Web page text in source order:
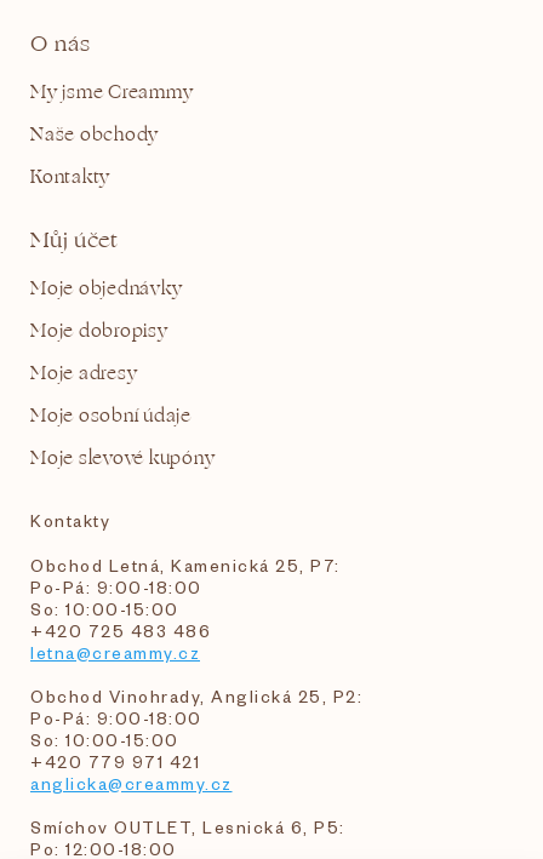
O nás
My jsme Creammy
Naše obchody
Kontakty
Můj účet
Moje objednávky
Moje dobropisy
Moje adresy
Moje osobní údaje
Moje slevové kupóny
Kontakty
Obchod Letná, Kamenická 25, P7:
Po-Pá: 9:00-18:00
So: 10:00-15:00
+420 725 483 486
letna@creammy.cz
Obchod Vinohrady, Anglická 25, P2:
Po-Pá: 9:00-18:00
So: 10:00-15:00
+420 779 971 421
anglicka@creammy.cz
Smíchov OUTLET, Lesnická 6, P5:
Po: 12:00-18:00